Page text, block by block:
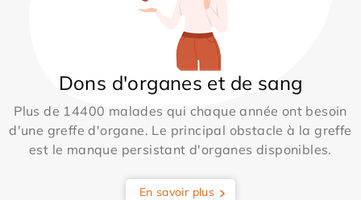
Dons d'organes et de sang
Plus de 14400 malades qui chaque année ont besoin
d'une greffe d'organe. Le principal obstacle à la greffe
est le manque persistant d'organes disponibles.
En savoir plus